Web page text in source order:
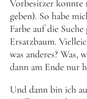
Vorbesitzer
geben). So habe
Farbe auf die
Ersatzbaum.
was anderes? Was,
dann am Ende nur
Und dann bin ich